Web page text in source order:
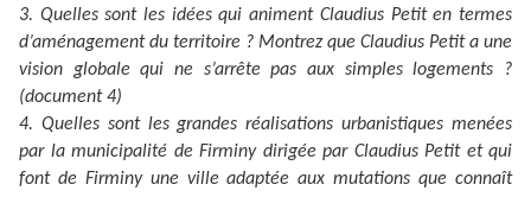
3. Quelles sont les idées qui animent Claudius Petit en termes
d’aménagement du territoire ? Montrez que Claudius Petit a une
vision globale qui ne s’arrête pas aux simples logements ?
(document 4)
4. Quelles sont les grandes réalisations urbanistiques menées
par la municipalité de Firminy dirigée par Claudius Petit et qui
font de Firminy une ville adaptée aux mutations que connaît